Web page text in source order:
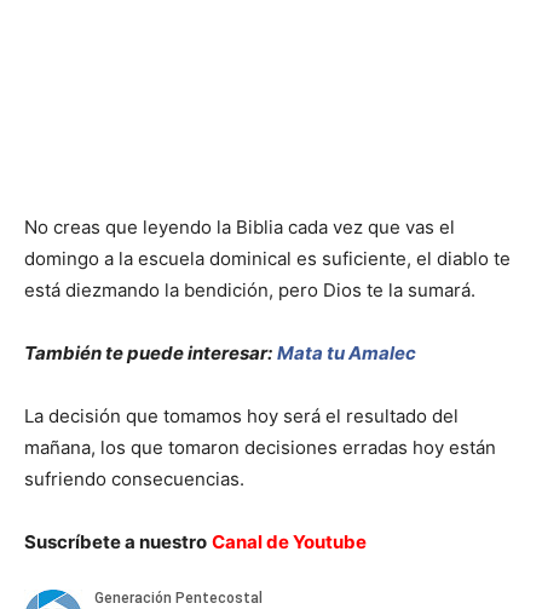
No creas que leyendo la Biblia cada vez que vas el
domingo a la escuela dominical es suficiente, el diablo te
está diezmando la bendición, pero Dios te la sumará.
También te puede interesar: Mata tu Amalec
La decisión que tomamos hoy será el resultado del
mañana, los que tomaron decisiones erradas hoy están
sufriendo consecuencias.
Suscríbete a nuestro Canal de Youtube